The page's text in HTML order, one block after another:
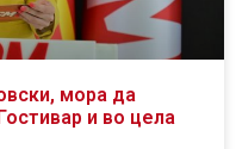
мора да
и во цела